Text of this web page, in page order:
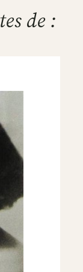
de :